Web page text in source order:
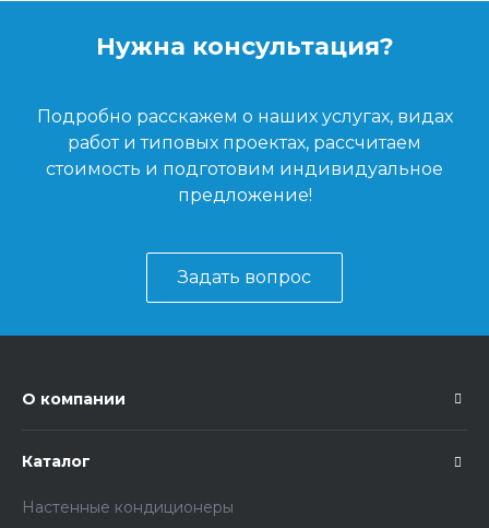
Нужна консультация?
Подробно расскажем о наших услугах, видах
работ и типовых проектах, рассчитаем
стоимость и подготовим индивидуальное
предложение!
Задать вопрос
О компании
Каталог
Настенные кондиционеры